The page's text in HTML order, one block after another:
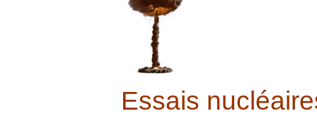
Essais